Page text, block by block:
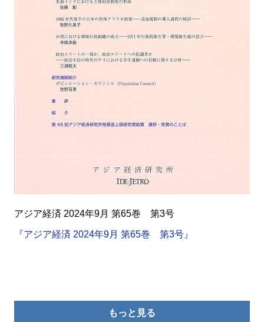
アジア経済 2024年9月 第65巻 第3号
『アジア経済 2024年9月 第65巻 第3号』
もっと見る